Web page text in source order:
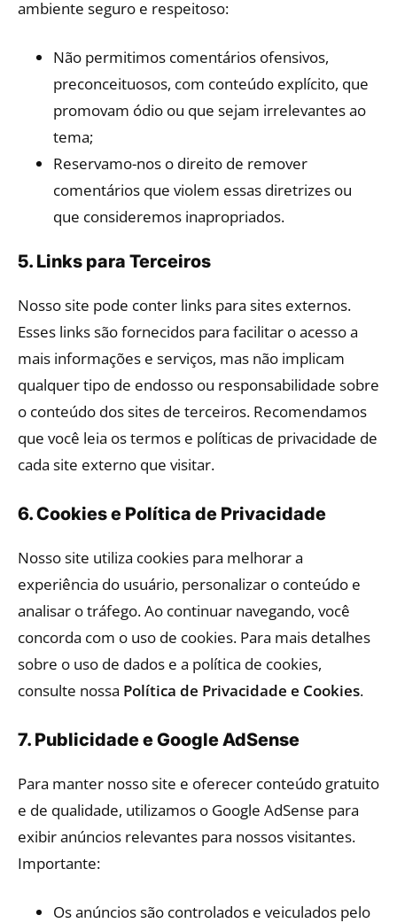
ambiente seguro e respeitoso:
Não permitimos comentários ofensivos,
preconceituosos, com conteúdo explícito, que
promovam ódio ou que sejam irrelevantes ao
tema;
Reservamo-nos o direito de remover
comentários que violem essas diretrizes ou
que consideremos inapropriados.
5. Links para Terceiros
Nosso site pode conter links para sites externos.
Esses links são fornecidos para facilitar o acesso a
mais informações e serviços, mas não implicam
qualquer tipo de endosso ou responsabilidade sobre
o conteúdo dos sites de terceiros. Recomendamos
que você leia os termos e políticas de privacidade de
cada site externo que visitar.
6. Cookies e Política de Privacidade
Nosso site utiliza cookies para melhorar a
experiência do usuário, personalizar o conteúdo e
analisar o tráfego. Ao continuar navegando, você
concorda com o uso de cookies. Para mais detalhes
sobre o uso de dados e a política de cookies,
consulte nossa Política de Privacidade e Cookies.
7. Publicidade e Google AdSense
Para manter nosso site e oferecer conteúdo gratuito
e de qualidade, utilizamos o Google AdSense para
exibir anúncios relevantes para nossos visitantes.
Importante:
Os anúncios são controlados e veiculados pelo